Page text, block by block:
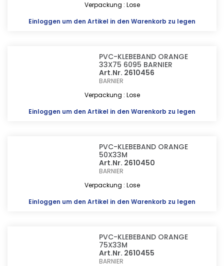
Verpackung : Lose
Einloggen um den Artikel in den Warenkorb zu legen
PVC-KLEBEBAND ORANGE
33X75 6095 BARNIER
Art.Nr. 2610456
BARNIER
Verpackung : Lose
Einloggen um den Artikel in den Warenkorb zu legen
PVC-KLEBEBAND ORANGE
50X33M
Art.Nr. 2610450
BARNIER
Verpackung : Lose
Einloggen um den Artikel in den Warenkorb zu legen
PVC-KLEBEBAND ORANGE
75X33M
Art.Nr. 2610455
BARNIER